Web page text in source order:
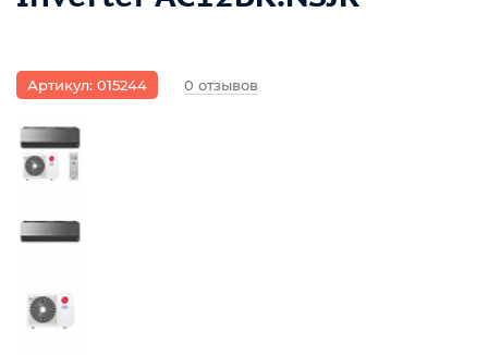
Артикул: 015244 0 отзывов